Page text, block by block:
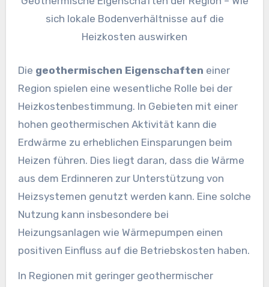
sich lokale Bodenverhältnisse auf die
Heizkosten auswirken
Die geothermischen Eigenschaften einer
Region spielen eine wesentliche Rolle bei der
Heizkostenbestimmung. In Gebieten mit einer
hohen geothermischen Aktivität kann die
Erdwärme zu erheblichen Einsparungen beim
Heizen führen. Dies liegt daran, dass die Wärme
aus dem Erdinneren zur Unterstützung von
Heizsystemen genutzt werden kann. Eine solche
Nutzung kann insbesondere bei
Heizungsanlagen wie Wärmepumpen einen
positiven Einfluss auf die Betriebskosten haben.
In Regionen mit geringer geothermischer